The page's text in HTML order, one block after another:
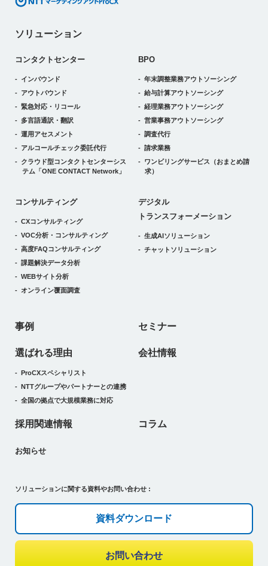
ソリューション
コンタクトセンター
インバウンド
アウトバウンド
緊急対応・リコール
多言語通訳・翻訳
運用アセスメント
アルコールチェック委託代行
クラウド型コンタクトセンターシス
テム 「ONE CONTACT Network」
BPO
年末調整業務アウトソーシング
給与計算アウトソーシング
経理業務アウトソーシング
営業事務アウトソーシング
調査代行
請求業務
ワンビリングサービス （おまとめ請
求）
コンサルティング
CXコンサルティング
VOC分析・コンサルティング
高度FAQコンサルティング
課題解決データ分析
WEBサイト分析
オンライン覆面調査
デジタルトランスフォーメーション
デジタル
トランスフォーメーション
生成AIソリューション
チャットソリューション
事例 セミナー
選ばれる理由
ProCXスペシャリスト
NTTグループやパートナーとの連携
全国の拠点で大規模業務に対応
会社情報
採用関連情報 コラム
お知らせ
ソリューションに関する資料やお問い合わせ :
資料ダウンロード
お問い合わせ